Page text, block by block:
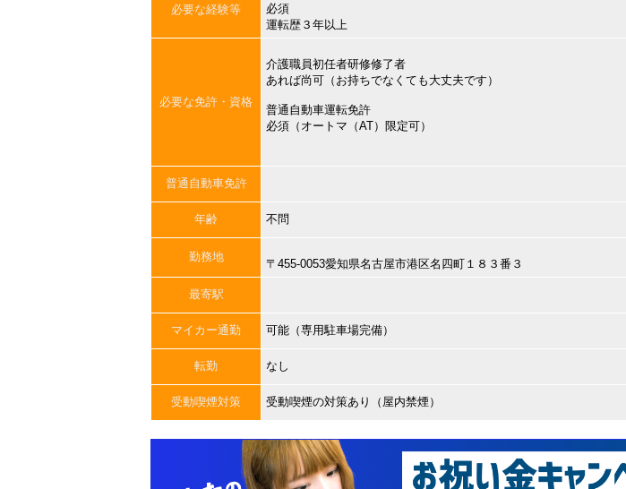
必要な経験等
必須
運転歴３年以上
必要な免許・資格
介護職員初任者研修修了者
あれば尚可（お持ちでなくても大丈夫です）
普通自動車運転免許
必須（オートマ（AT）限定可）
普通自動車免許
年齢 不問
勤務地
〒455-0053愛知県名古屋市港区名四町１８３番３
最寄駅
マイカー通勤 可能（専用駐車場完備）
転勤 なし
受動喫煙対策 受動喫煙の対策あり（屋内禁煙）